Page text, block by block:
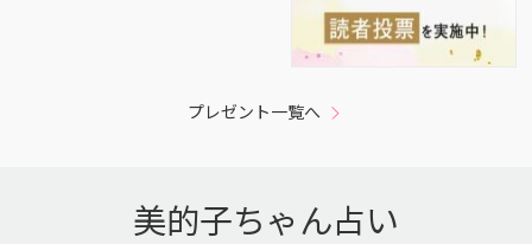
プレゼント一覧へ
美的子ちゃん占い